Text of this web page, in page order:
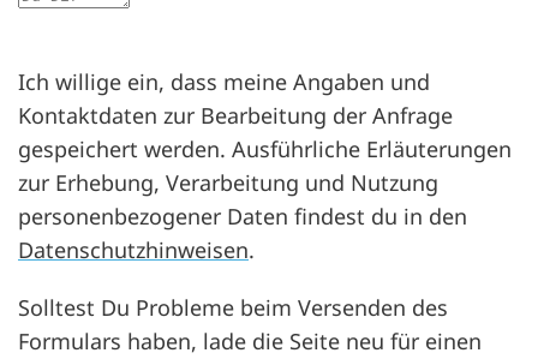
Ich willige ein, dass meine Angaben und
Kontaktdaten zur Bearbeitung der Anfrage
gespeichert werden. Ausführliche Erläuterungen
zur Erhebung, Verarbeitung und Nutzung
personenbezogener Daten findest du in den
Datenschutzhinweisen.
Solltest Du Probleme beim Versenden des
Formulars haben, lade die Seite neu für einen